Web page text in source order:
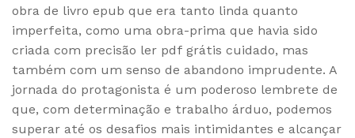
obra de livro epub que era tanto linda quanto
imperfeita, como uma obra-prima que havia sido
criada com precisão ler pdf grátis cuidado, mas
também com um senso de abandono imprudente. A
jornada do protagonista é um poderoso lembrete de
que, com determinação e trabalho árduo, podemos
superar até os desafios mais intimidantes e alcançar